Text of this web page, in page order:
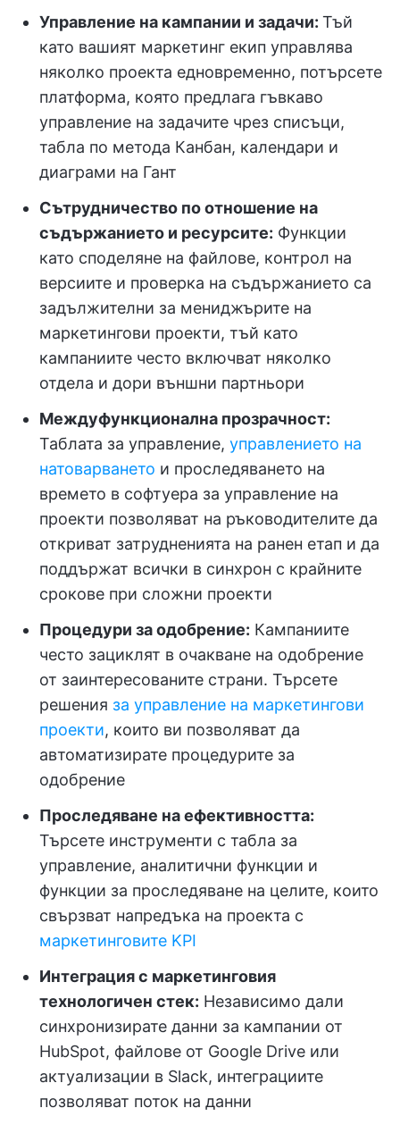
Управление на кампании и задачи: Тъй
като вашият маркетинг екип управлява
няколко проекта едновременно, потърсете
платформа, която предлага гъвкаво
управление на задачите чрез списъци,
табла по метода Канбан, календари и
диаграми на Гант
Сътрудничество по отношение на
съдържанието и ресурсите: Функции
като споделяне на файлове, контрол на
версиите и проверка на съдържанието са
задължителни за мениджърите на
маркетингови проекти, тъй като
кампаниите често включват няколко
отдела и дори външни партньори
Междуфункционална прозрачност:
Таблата за управление, управлението на
натоварването и проследяването на
времето в софтуера за управление на
проекти позволяват на ръководителите да
откриват затрудненията на ранен етап и да
поддържат всички в синхрон с крайните
срокове при сложни проекти
Процедури за одобрение: Кампаниите
често зациклят в очакване на одобрение
от заинтересованите страни. Търсете
решения за управление на маркетингови
проекти, които ви позволяват да
автоматизирате процедурите за
одобрение
Проследяване на ефективността:
Търсете инструменти с табла за
управление, аналитични функции и
функции за проследяване на целите, които
свързват напредъка на проекта с
маркетинговите KPI
Интеграция с маркетинговия
технологичен стек: Независимо дали
синхронизирате данни за кампании от
HubSpot, файлове от Google Drive или
актуализации в Slack, интеграциите
позволяват поток на данни